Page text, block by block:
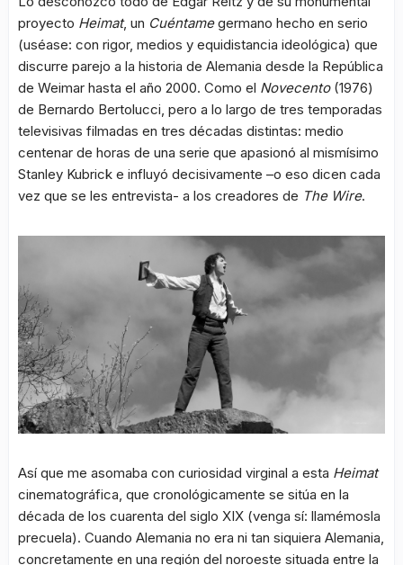
proyecto Heimat, un Cuéntamegermano hecho en serio
(uséase: con rigor, medios y equidistancia ideológica) que
discurre parejo a la historia de Alemania desde la República
de Weimar hasta el año 2000. Como el Novecento(1976)
de Bernardo Bertolucci, pero a lo largo de tres temporadas
televisivas filmadas en tres décadas distintas: medio
centenar de horas de una serie que apasionó al mismísimo
Stanley Kubrick e influyó decisivamente –o eso dicen cada
vez que se les entrevista- a los creadores de The Wire.
Así que me asomaba con curiosidad virginal a esta Heimat
cinematográfica, que cronológicamente se sitúa en la
década de los cuarenta del siglo XIX (venga sí: llamémosla
precuela). Cuando Alemania no era ni tan siquiera Alemania,
concretamente en una región del noroeste situada entre la